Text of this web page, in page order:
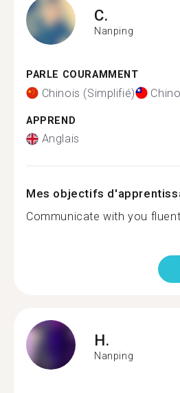
C.
Nanping
PARLE COURAMMENT
Chinois (Simplifié)
APPREND
Anglais
Mes objectifs
Communicate with you
H.
Nanping